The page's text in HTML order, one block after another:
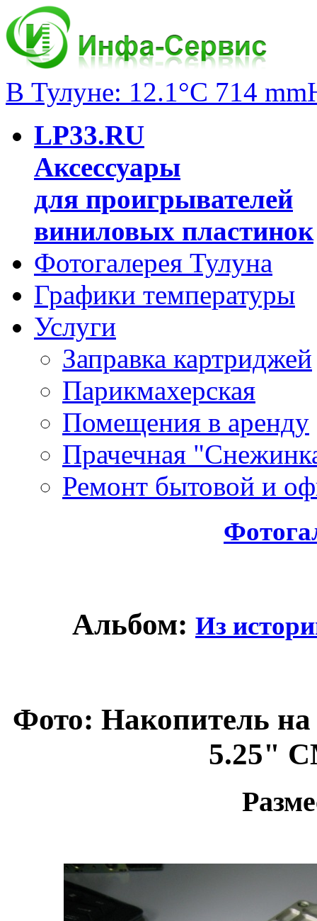
В Тулуне: 12.1°C 714
LP33.RU
Аксессуары
для проигрывателей
виниловых пластинок
Фотогалерея Тулуна
Графики температуры
Услуги
Заправка картриджей
Парикмахерская
Помещения в аренду
Прачечная
Ремонт бытовой и
Альбом: Из
Фото: Накопитель
5.25"